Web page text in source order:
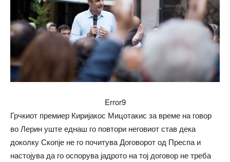
Error9
Грчкиот премиер Киријакос Мицотакис за време на говор
во Лерин уште еднаш го повтори неговиот став дека
доколку Скопје не го почитува Договорот од Преспа и
настојува да го оспорува јадрото на тој договор не треба